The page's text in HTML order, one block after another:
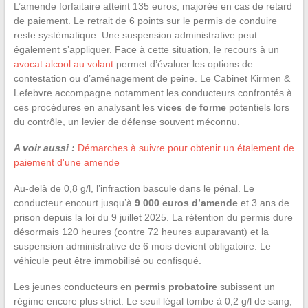
L’amende forfaitaire atteint 135 euros, majorée en cas de retard
de paiement. Le retrait de 6 points sur le permis de conduire
reste systématique. Une suspension administrative peut
également s’appliquer. Face à cette situation, le recours à un
avocat alcool au volantpermet d’évaluer les options de
contestation ou d’aménagement de peine. Le Cabinet Kirmen &
Lefebvre accompagne notamment les conducteurs confrontés à
ces procédures en analysant les vices de formepotentiels lors
du contrôle, un levier de défense souvent méconnu.
A voir aussi : Démarches à suivre pour obtenir un étalement de
paiement d'une amende
Au-delà de 0,8 g/l, l’infraction bascule dans le pénal. Le
conducteur encourt jusqu’à 9 000 euros d’amendeet 3 ans de
prison depuis la loi du 9 juillet 2025. La rétention du permis dure
désormais 120 heures (contre 72 heures auparavant) et la
suspension administrative de 6 mois devient obligatoire. Le
véhicule peut être immobilisé ou confisqué.
Les jeunes conducteurs en permis probatoiresubissent un
régime encore plus strict. Le seuil légal tombe à 0,2 g/l de sang,